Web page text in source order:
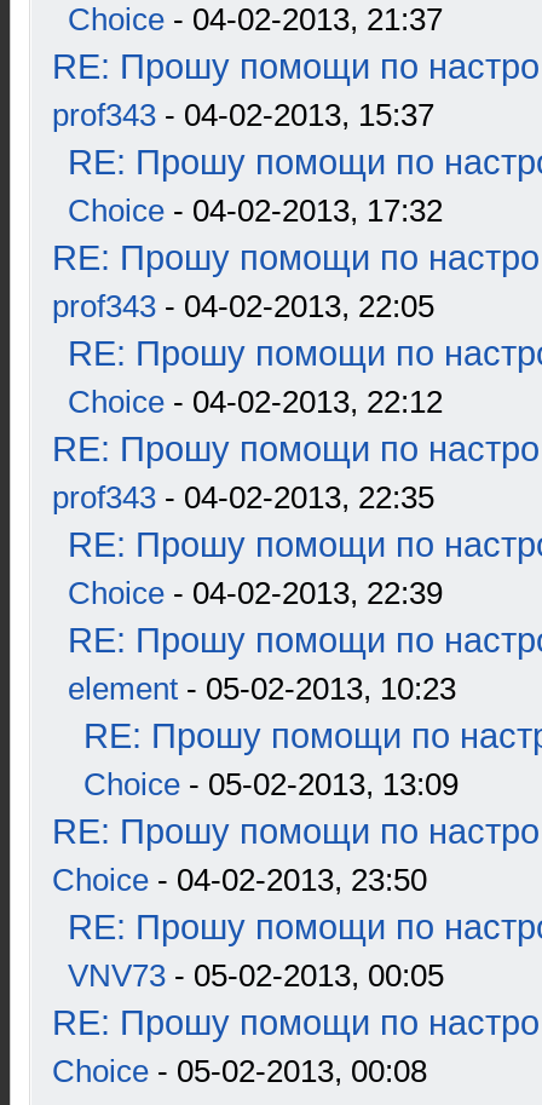
Choice - 04-02-2013, 21:37
RE: Прошу помощи по
prof343 - 04-02-2013, 15:37
RE: Прошу помощи по
Choice - 04-02-2013, 17:32
RE: Прошу помощи по
prof343 - 04-02-2013, 22:05
RE: Прошу помощи по
Choice - 04-02-2013, 22:12
RE: Прошу помощи по
prof343 - 04-02-2013, 22:35
RE: Прошу помощи по
Choice - 04-02-2013, 22:39
RE: Прошу помощи по
element - 05-02-2013, 10:23
RE: Прошу помощи по
Choice - 05-02-2013, 13:09
RE: Прошу помощи по
Choice - 04-02-2013, 23:50
RE: Прошу помощи по
VNV73 - 05-02-2013, 00:05
RE: Прошу помощи по
Choice - 05-02-2013, 00:08